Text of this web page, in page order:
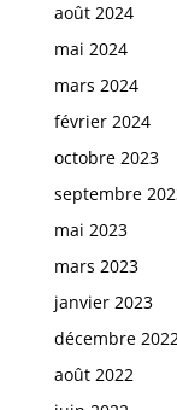
août 2024
mai 2024
mars 2024
février 2024
octobre 2023
septembre
mai 2023
mars 2023
janvier 2023
décembre
août 2022